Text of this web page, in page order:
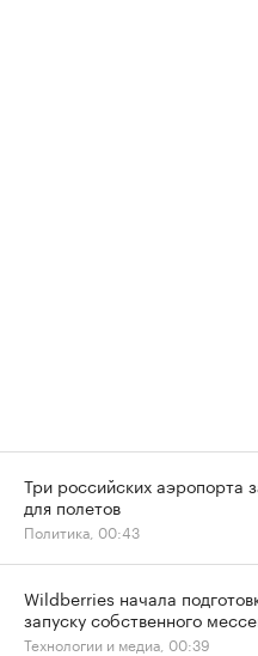
Три российских аэропорта
для полетов
Политика, 00:43
Wildberries начала
запуску собственного
Технологии и медиа, 00:39